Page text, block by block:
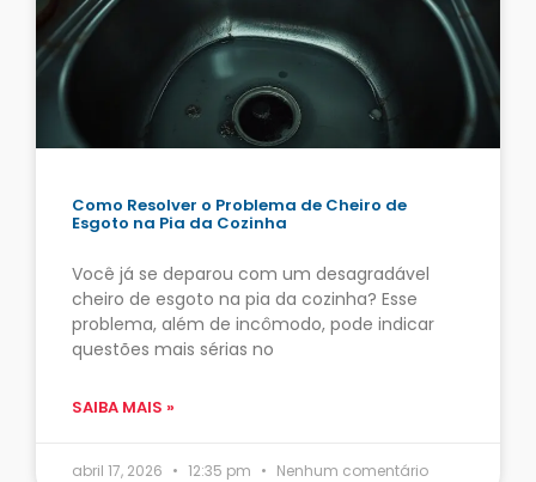
Como Resolver o Problema de Cheiro de
Esgoto na Pia da Cozinha
Você já se deparou com um desagradável
cheiro de esgoto na pia da cozinha? Esse
problema, além de incômodo, pode indicar
questões mais sérias no
SAIBA MAIS »
abril 17, 2026 12:35 pm Nenhum comentário